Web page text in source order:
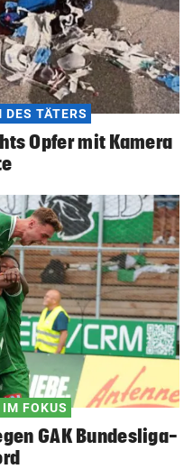
TÄTERS
Opfer mit Kamera
FOKUS
GAK Bundesliga-